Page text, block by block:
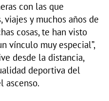
con las que
y muchos años de
cosas, te han visto
vínculo muy especial”,
desde la distancia,
deportiva del
ascenso.